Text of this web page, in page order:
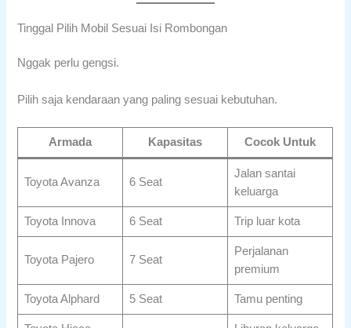
Tinggal Pilih Mobil Sesuai Isi Rombongan
Nggak perlu gengsi.
Pilih saja kendaraan yang paling sesuai kebutuhan.
Armada Kapasitas Cocok Untuk
Toyota Avanza 6 Seat
Jalan santai
keluarga
Toyota Innova 6 Seat Trip luar kota
Toyota Pajero 7 Seat
Perjalanan
premium
Toyota Alphard 5 Seat Tamu penting